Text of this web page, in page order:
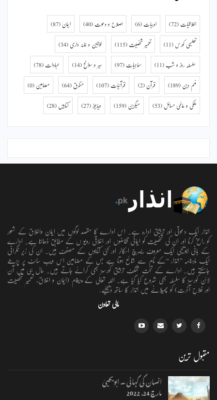
اخلاقیات (72) ادبیات (6) اصلاح و دعوت (40) ایمان (87)
تعلیمی کورس (11) تعمیر شخصیت (115) خواتین و خانہ داری (34)
سلسلہ روز و شب (11) سماجیات (97) سیر و سوانح (14) عبادات (78)
فہم دین (189) قرآن (2) قرآنیات (107) متفرق (64) مضامین (0)
ملکی و عالمی مسائل (53) میگزین (159) ویڈیوز (27) کتابیں (28)
انذار ایک دعوتی اور تربیتی ادارہ ہے۔ اس ادارے کا مقصد لوگوں میں ایمان واخلاق کے شعور
کو راسخ کرنا اور ان کی شخصیت کو ایمانی تقاضوں اور اخلاقی رویو ں کے مطابق ڈھالنا ہے۔ ادارے
کے بانی ابویحییٰ ایک معروف ریسرچ اسکالر اور کئی کتابوں کے مصنف ہیں۔ ان کی زیر نگرانی
ایک ماہنامہ ’’انذار ‘‘کے نام سے شائع ہوتا ہے جس کے مضامین اس ویب سائٹ پر پڑھے
جاسکتے ہیں۔ ادارے کے تحت مختلف تربیتی کورسز بھی کرائے جاتے ہیں۔ حال ہی میں آن
لائن کورسز کا سلسلہ بھی شروع کیا گیا ہے۔ اللہ تعالٰی کے پیغام (ایمان و اخلاق، تعمیرِ شخصیت
اور فلاحِ آخرت) کو پھیلانے میں انذار کا ساتھ دیجئیے.
مالی تعاون
مقبول ترین
انسان کی کہانی ۔ ابویحییٰ
مارچ 24, 2022